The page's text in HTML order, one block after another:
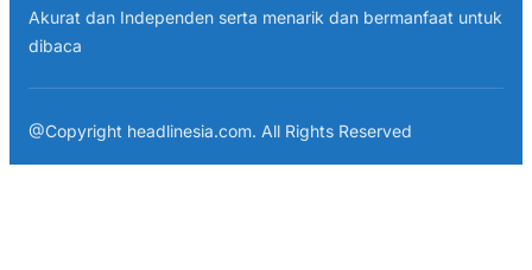
Akurat dan Independen serta menarik dan bermanfaat untuk
dibaca
@Copyright headlinesia.com. All Rights Reserved